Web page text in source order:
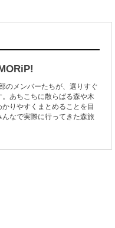
野地方で編み出された「吉野...
も乗って、人気が出てきている木
弁当箱。 なんとなくかっ...
景！伊豆大島の見どころま
のメンバーたちが、選りすぐ
。あちこちに散らばる森や木
りやすくまとめることを目
なで実際に行ってきた森旅